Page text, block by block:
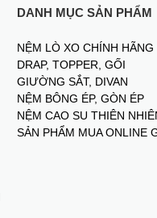
DANH MỤC SẢN PHẨM
NỆM LÒ XO CHÍNH HÃNG
DRAP, TOPPER, GỐI
GIƯỜNG SẮT, DIVAN
NỆM BÔNG ÉP, GÒN ÉP
NỆM CAO SU THIÊN
SẢN PHẨM MUA ONLINE